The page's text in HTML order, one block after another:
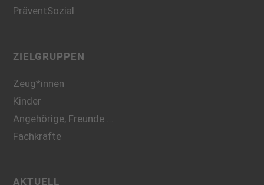
PräventSozial
ZIELGRUPPEN
Zeug*innen
Kinder
Angehörige, Freunde …
Fachkräfte
AKTUELL